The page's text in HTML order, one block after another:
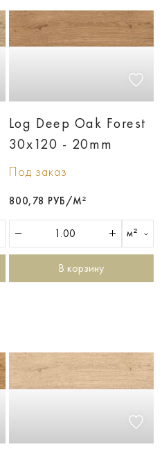
Log Deep Oak Forest
30х120 - 20mm
Под заказ
800,78 РУБ/М²
м²
В корзину